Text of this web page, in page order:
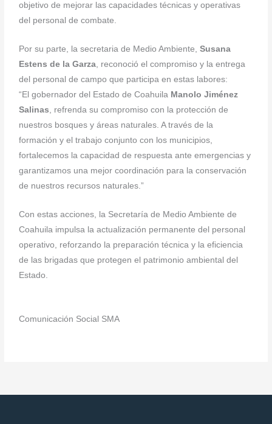
objetivo de mejorar las capacidades técnicas y operativas
del personal de combate.
Por su parte, la secretaria de Medio Ambiente,Susana
Estens de la Garza, reconoció el compromiso y la entrega
del personal de campo que participa en estas labores:
“El gobernador del Estado de Coahuila Manolo Jiménez
Salinas, refrenda su compromiso con la protección de
nuestros bosques y áreas naturales. A través de la
formación y el trabajo conjunto con los municipios,
fortalecemos la capacidad de respuesta ante emergencias y
garantizamos una mejor coordinación para la conservación
de nuestros recursos naturales.”
Con estas acciones, la Secretaría de Medio Ambiente de
Coahuila impulsa la actualización permanente del personal
operativo, reforzando la preparación técnica y la eficiencia
de las brigadas que protegen el patrimonio ambiental del
Estado.
Comunicación Social SMA